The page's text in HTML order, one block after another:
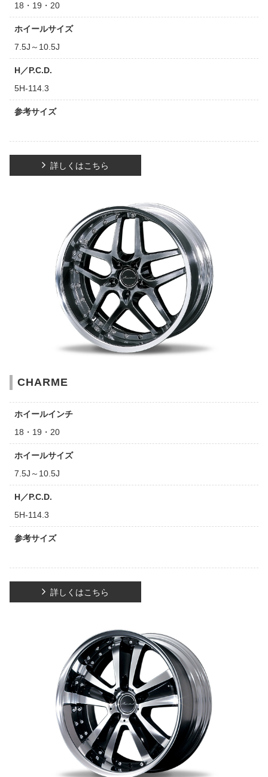
18・19・20
ホイールサイズ
7.5J～10.5J
H／P.C.D.
5H-114.3
参考サイズ
詳しくはこちら
CHARME
ホイールインチ
18・19・20
ホイールサイズ
7.5J～10.5J
H／P.C.D.
5H-114.3
参考サイズ
詳しくはこちら